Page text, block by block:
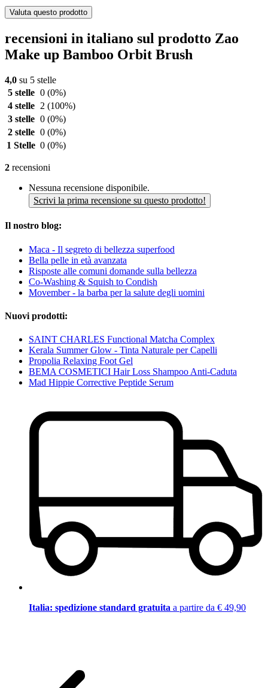
Valuta questo prodotto
recensioni in italiano sul prodotto Zao
Make up Bamboo Orbit Brush
4,0 su 5 stelle
5 stelle 0 (0%)
4 stelle
2 (100%)
3 stelle 0 (0%)
2 stelle 0 (0%)
1 Stelle 0 (0%)
2 recensioni
Nessuna recensione disponibile.
Scrivi la prima recensione su questo prodotto!
Il nostro blog:
Maca - Il segreto di bellezza superfood
Bella pelle in età avanzata
Risposte alle comuni domande sulla bellezza
Co-Washing & Squish to Condish
Movember - la barba per la salute degli uomini
Nuovi prodotti:
SAINT CHARLES Functional Matcha Complex
Kerala Summer Glow - Tinta Naturale per Capelli
Propolia Relaxing Foot Gel
BEMA COSMETICI Hair Loss Shampoo Anti-Caduta
Mad Hippie Corrective Peptide Serum
Italia: spedizione standard gratuita a partire da € 49,90